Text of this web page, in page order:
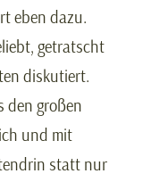
eben dazu.
getratscht
diskutiert.
den großen
und mit
statt nur